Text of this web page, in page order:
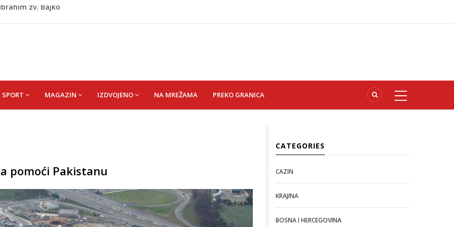
i očuvanje radnih mjesta
zv. Bajko
SPORT MAGAZIN IZDVOJENO NA MREŽAMA PREKO GRANICA
pomoći Pakistanu
CATEGORIES
CAZIN
KRAJINA
BOSNA I HERCEGOVINA